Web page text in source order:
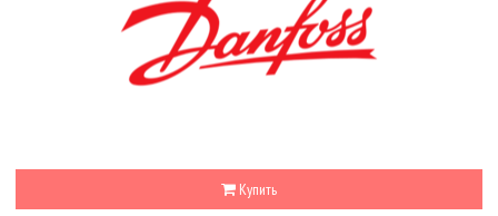
Купить